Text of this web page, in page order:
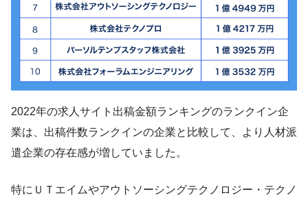
2022年の求人サイト出稿金額ランキングのランクイン企
業は、出稿件数ランクインの企業と比較して、より人材派
遣企業の存在感が増していました。
特にＵＴエイムやアウトソーシングテクノロジー・テクノ